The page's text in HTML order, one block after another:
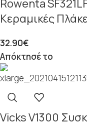
Rowenta
Κεραμικές
32.90€
Απόκτησέ το
Vicks V1300